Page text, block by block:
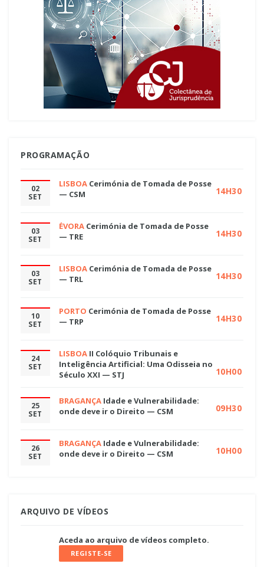
PROGRAMAÇÃO
02
SET
LISBOA Cerimónia de Tomada de Posse
— CSM
14H30
03
SET
ÉVORA Cerimónia de Tomada de Posse
— TRE
14H30
03
SET
LISBOA Cerimónia de Tomada de Posse
— TRL
14H30
10
SET
PORTO Cerimónia de Tomada de Posse
— TRP
14H30
24
SET
LISBOA II Colóquio Tribunais e
Inteligência Artificial: Uma Odisseia no
Século XXI — STJ
10H00
25
SET
BRAGANÇA Idade e Vulnerabilidade:
onde deve ir o Direito — CSM
09H30
26
SET
BRAGANÇA Idade e Vulnerabilidade:
onde deve ir o Direito — CSM
10H00
ARQUIVO DE VÍDEOS
Aceda ao arquivo de vídeos completo.
REGISTE-SE